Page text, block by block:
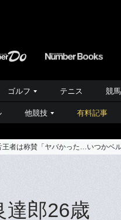
ゴルフ テニス 競馬
他競技 有料記事
者は称賛「ヤバかった…いつかベル
達郎26歳